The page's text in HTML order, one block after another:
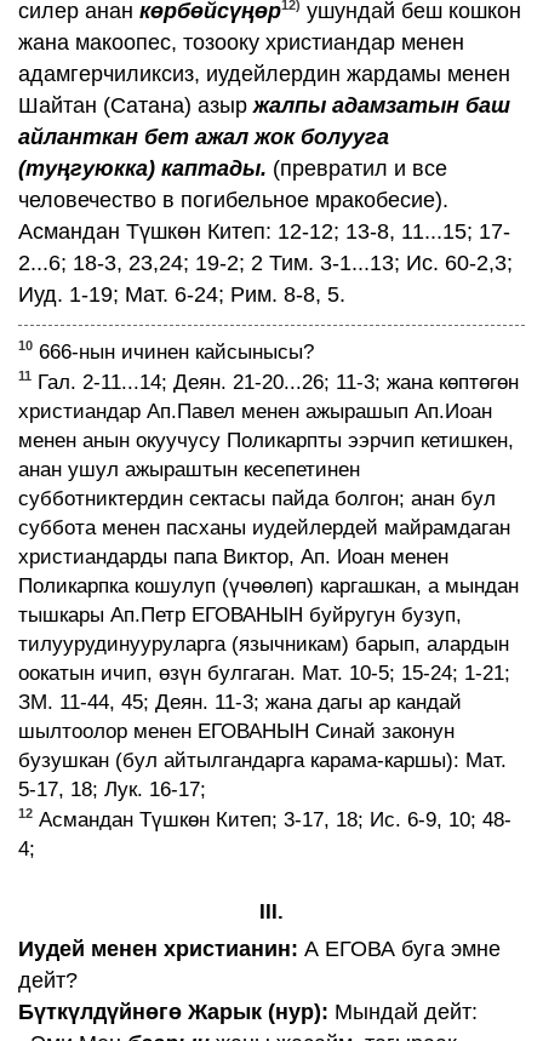
силер анан көрбөйсүңөр12) ушундай беш кошкон
жана макоопес, тозооку христиандар менен
адамгерчиликсиз, иудейлердин жардамы менен
Шайтан (Сатана) азыржалпы адамзатын баш
айланткан бет ажал жок болууга
(туңгуюкка) каптады. (превратил и все
человечество в погибельное мракобесие).
Асмандан Түшкөн Китеп: 12-12; 13-8, 11...15; 17-
2...6; 18-3, 23,24; 19-2; 2 Тим. 3-1...13; Ис. 60-2,3;
Иуд. 1-19; Мат. 6-24; Рим. 8-8, 5.
10 666-нын ичинен кайсынысы?
11
Гал. 2-11...14; Деян. 21-20...26; 11-3; жана көптөгөн
христиандар Ап.Павел менен ажырашып Ап.Иоан
менен анын окуучусу Поликарпты ээрчип кетишкен,
анан ушул ажыраштын кесепетинен
субботниктердин сектасы пайда болгон; анан бул
суббота менен пасханы иудейлердей майрамдаган
христиандарды папа Виктор, Ап. Иоан менен
Поликарпка кошулуп (үчөөлөп) каргашкан, а мындан
тышкары Ап.Петр ЕГОВАНЫН буйругун бузуп,
тилуурудинууруларга (язычникам) барып, алардын
оокатын ичип, өзүн булгаган. Мат. 10-5; 15-24; 1-21;
ЗМ. 11-44, 45; Деян. 11-3; жана дагы ар кандай
шылтоолор менен ЕГОВАНЫН Синай законун
бузушкан (бул айтылгандарга карама-каршы): Мат.
5-17, 18; Лук. 16-17;
12 Асмандан Түшкөн Китеп; 3-17, 18; Ис. 6-9, 10; 48-
4;
III.
Иудей менен христианин: А ЕГОВА буга эмне
дейт?
Бүткүлдүйнөгө Жарык (нур): Мындай дейт: